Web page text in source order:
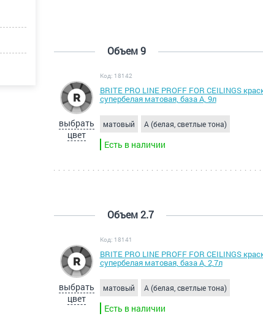
Объем 9
выбрать
цвет
Код: 18142
BRITE PRO LINE PROFF FOR CEILINGS
супербелая матовая, база А, 9л
матовый A (белая, светлые тона)
Есть в наличии
Объем 2.7
выбрать
цвет
Код: 18141
BRITE PRO LINE PROFF FOR CEILINGS
супербелая матовая, база А, 2,7л
матовый A (белая, светлые тона)
Есть в наличии